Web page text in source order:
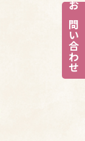
お問い合わせ